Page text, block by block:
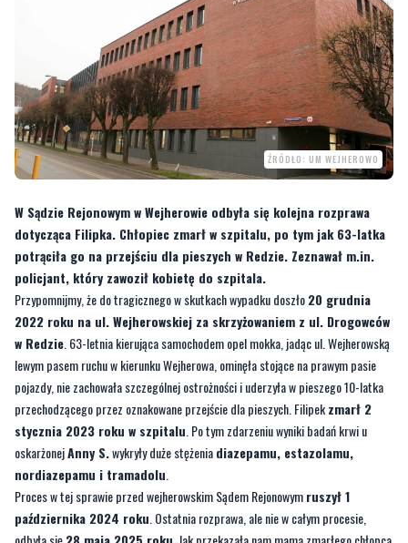
ŹRÓDŁO: UM WEJHEROWO
W Sądzie Rejonowym w Wejherowie odbyła się kolejna rozprawa
dotycząca Filipka. Chłopiec zmarł w szpitalu, po tym jak 63-latka
policjant, który zawoził kobietę do szpitala.
Przypomnijmy, że do tragicznego w skutkach wypadku doszło20 grudnia
2022 roku na ul. Wejherowskiej za skrzyżowaniem z ul. Drogowców
w Redzie. 63-letnia kierująca samochodem opel mokka, jadąc ul. Wejherowską
lewym pasem ruchu w kierunku Wejherowa, ominęła stojące na prawym pasie
pojazdy, nie zachowała szczególnej ostrożności i uderzyła w pieszego 10-latka
przechodzącego przez oznakowane przejście dla pieszych. Filipek zmarł 2
stycznia 2023 roku w szpitalu. Po tym zdarzeniu wyniki badań krwi u
oskarżonejAnny S.wykryły duże stężeniadiazepamu, estazolamu,
nordiazepamu i tramadolu.
Proces w tej sprawie przed wejherowskim Sądem Rejonowymruszył 1
października 2024 roku. Ostatnia rozprawa, ale nie w całym procesie,
odbyła się28 maja 2025 roku
nadal czekają na ogłoszenie wyroku.
—Podczas rozprawy obrońca oskarżonej podważył opinię biegłego, który mówił, że
po tych substancjach nie można prowadzić pojazdów. Obrońca tłumaczył się ulotką,